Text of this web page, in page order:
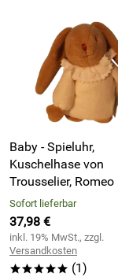
Baby - Spieluhr,
Kuschelhase von
Trousselier,
Sofort lieferbar
37,98 €
inkl. 19% MwSt., zzgl.
Versandkosten
***** (1)